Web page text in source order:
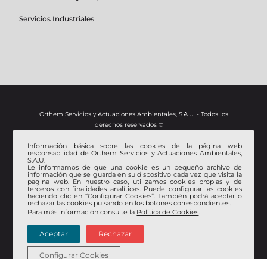
Servicios Industriales
Orthem Servicios y Actuaciones Ambientales, S.A.U. - Todos los
derechos reservados ©
Aviso Legal
Política de Gestión Ambiental, de Calidad y Seguridad y Salud
en el Trabajo
Certificado EMAS
ISO 9001
ISO 14001
OHSAS 18001
Información básica sobre las cookies de la página web
responsabilidad de Orthem Servicios y Actuaciones Ambientales,
S.A.U.
Le informamos de que una cookie es un pequeño archivo de
información que se guarda en su dispositivo cada vez que visita la
pagina web. En nuestro caso, utilizamos cookies propias y de
terceros con finalidades analíticas. Puede configurar las cookies
haciendo clic en “Configurar Cookies”. También podrá aceptar o
rechazar las cookies pulsando en los botones correspondientes.
Para más información consulte la Política de Cookies.
Aceptar Rechazar
Configurar Cookies